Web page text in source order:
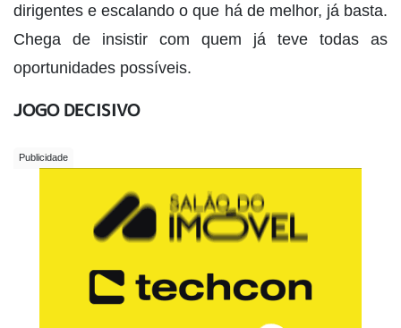
dirigentes e escalando o que há de melhor, já basta.
Chega de insistir com quem já teve todas as
oportunidades possíveis.
JOGO DECISIVO